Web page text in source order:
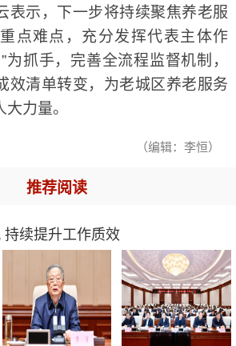
表示，下一步将持续聚焦养老服
点难点，充分发挥代表主体作
为抓手，完善全流程监督机制，
效清单转变，为老城区养老服务
力量。
（编辑：李恒）
推荐阅读
续提升工作质效